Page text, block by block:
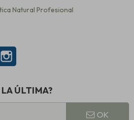
Natural Profesional
LA ÚLTIMA?
OK